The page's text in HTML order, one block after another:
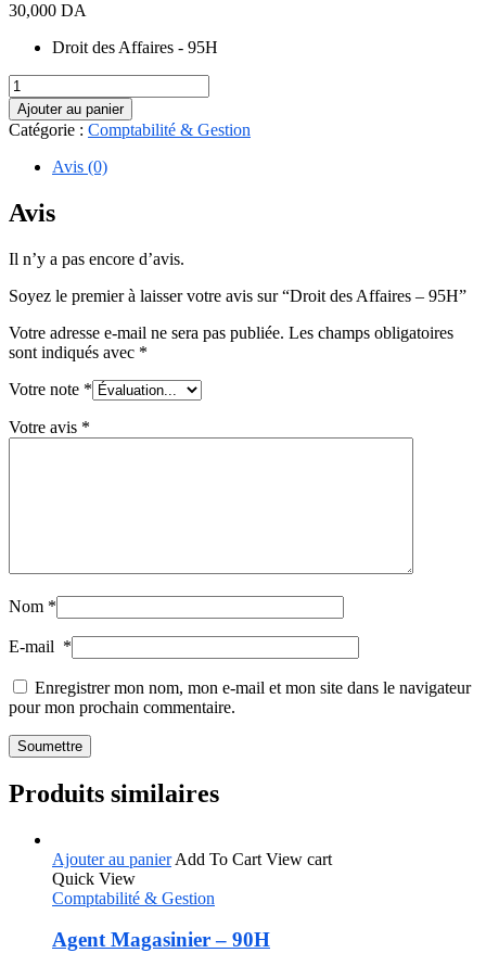
30,000 DA
Droit des Affaires - 95H
quantité
de
Droit
des
Affaires
95H
Ajouter au panier
Catégorie : Comptabilité & Gestion
Avis (0)
Avis
Il n’y a pas encore d’avis.
Soyez le premier à laisser votre avis sur “Droit des Affaires – 95H”
Votre adresse e-mail ne sera pas publiée. Les champs obligatoires
sont indiqués avec *
Votre note *
Votre avis *
Nom *
E-mail *
Enregistrer mon nom, mon e-mail et mon site dans le navigateur
pour mon prochain commentaire.
Produits similaires
Ajouter au panier Add To Cart View cart
Quick View
Comptabilité & Gestion
Agent Magasinier – 90H